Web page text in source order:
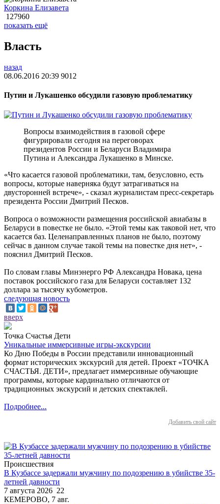
Коркина Елизавета
127960
показать ещё
Власть
назад
08.06.2016 20:39 9012
Путин и Лукашенко обсудили газовую проблематику
Вопросы взаимодействия в газовой сфере
фигурировали сегодня на переговорах
президентов России и Беларуси Владимира
Путина и Александра Лукашенко в Минске.
«Что касается газовой проблематики, там, безусловно, есть
вопросы, которые наверняка будут затрагиваться на
двусторонней встрече», - сказал журналистам пресс-секретарь
президента России Дмитрий Песков.
Вопроса о возможности размещения российской авиабазы в
Беларуси в повестке не было. «Этой темы как таковой нет, что
касается баз. Целенаправленных планов не было, поэтому
сейчас в данном случае такой темы на повестке дня нет», -
пояснил Дмитрий Песков.
По словам главы Минэнерго РФ Александра Новака, цена
поставок российского газа для Беларуси составляет 132
доллара за тысячу кубометров.
следующая новость
вверх
Точка Счастья Дети
Уникальные иммерсивные игры-экскурсии
Ко Дню Победы в России представили инновационный
формат исторических экскурсий для детей. Проект «ТОЧКА
СЧАСТЬЯ. ДЕТИ», предлагает иммерсивные обучающие
программы, которые кардинально отличаются от
традиционных экскурсий и детских спектаклей.
Подробнее...
Добавить свой сайт
Происшествия
В Кузбассе задержали мужчину по подозрению в убийстве 35-
летней давности
7 августа 2026 22
КЕМЕРОВО, 7 авг.